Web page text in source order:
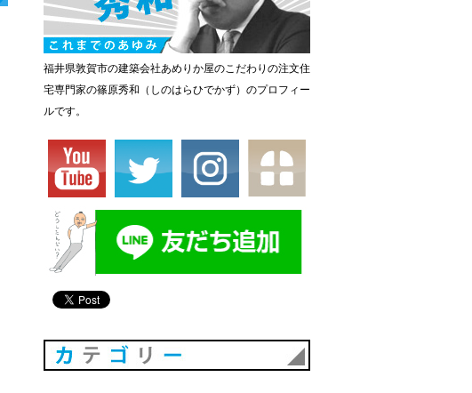
福井県敦賀市の建築会社あめりか屋のこだわりの注文住
宅専門家の篠原秀和（しのはらひでかず）のプロフィー
ルです。